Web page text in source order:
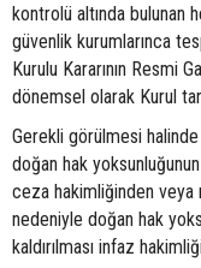
kontrolü altında bulunan
güvenlik kurumlarınca
Kurulu Kararının Resmi
dönemsel olarak Kurul
Gerekli görülmesi
doğan hak
ceza hakimliğinden veya
nedeniyle doğan hak
kaldırılması infaz